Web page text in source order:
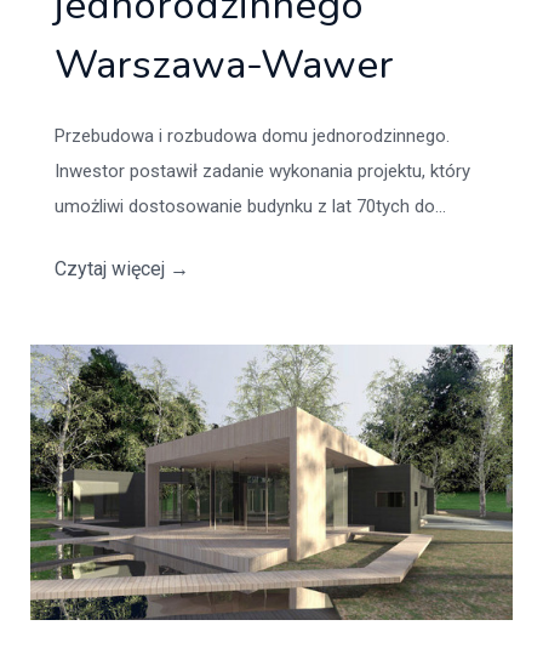
Warszawa-Wawer
Przebudowa i rozbudowa domu jednorodzinnego.
Inwestor postawił zadanie wykonania projektu, który
umożliwi dostosowanie budynku z lat 70tych do...
Czytaj więcej →